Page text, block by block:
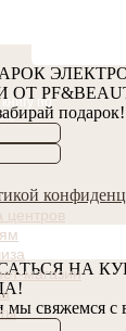
по
подарок!
НА
мы свяжемся с
центров
магазин